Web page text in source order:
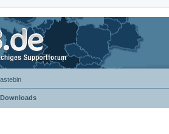
Downloads